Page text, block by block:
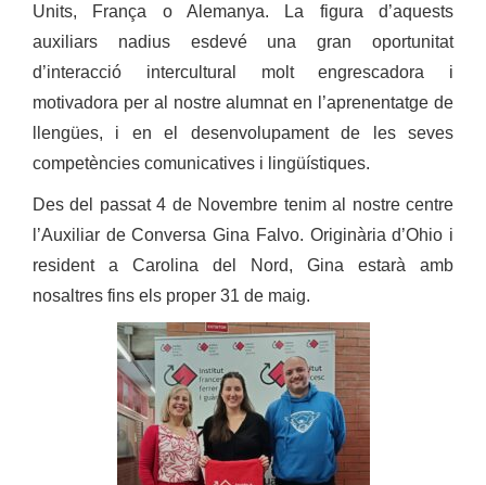
Units, França o Alemanya.
La figura d’aquests
auxiliars nadius esdevé una gran oportunitat
d’interacció intercultural molt engrescadora i
motivadora per al nostre alumnat en l’aprenentatge de
llengües, i en el desenvolupament de les seves
competències comunicatives i lingüístiques.
Des del passat 4 de Novembre tenim al nostre centre
l’Auxiliar de Conversa Gina Falvo. Originària d’Ohio i
resident a Carolina del Nord, Gina estarà amb
nosaltres fins els proper 31 de maig.